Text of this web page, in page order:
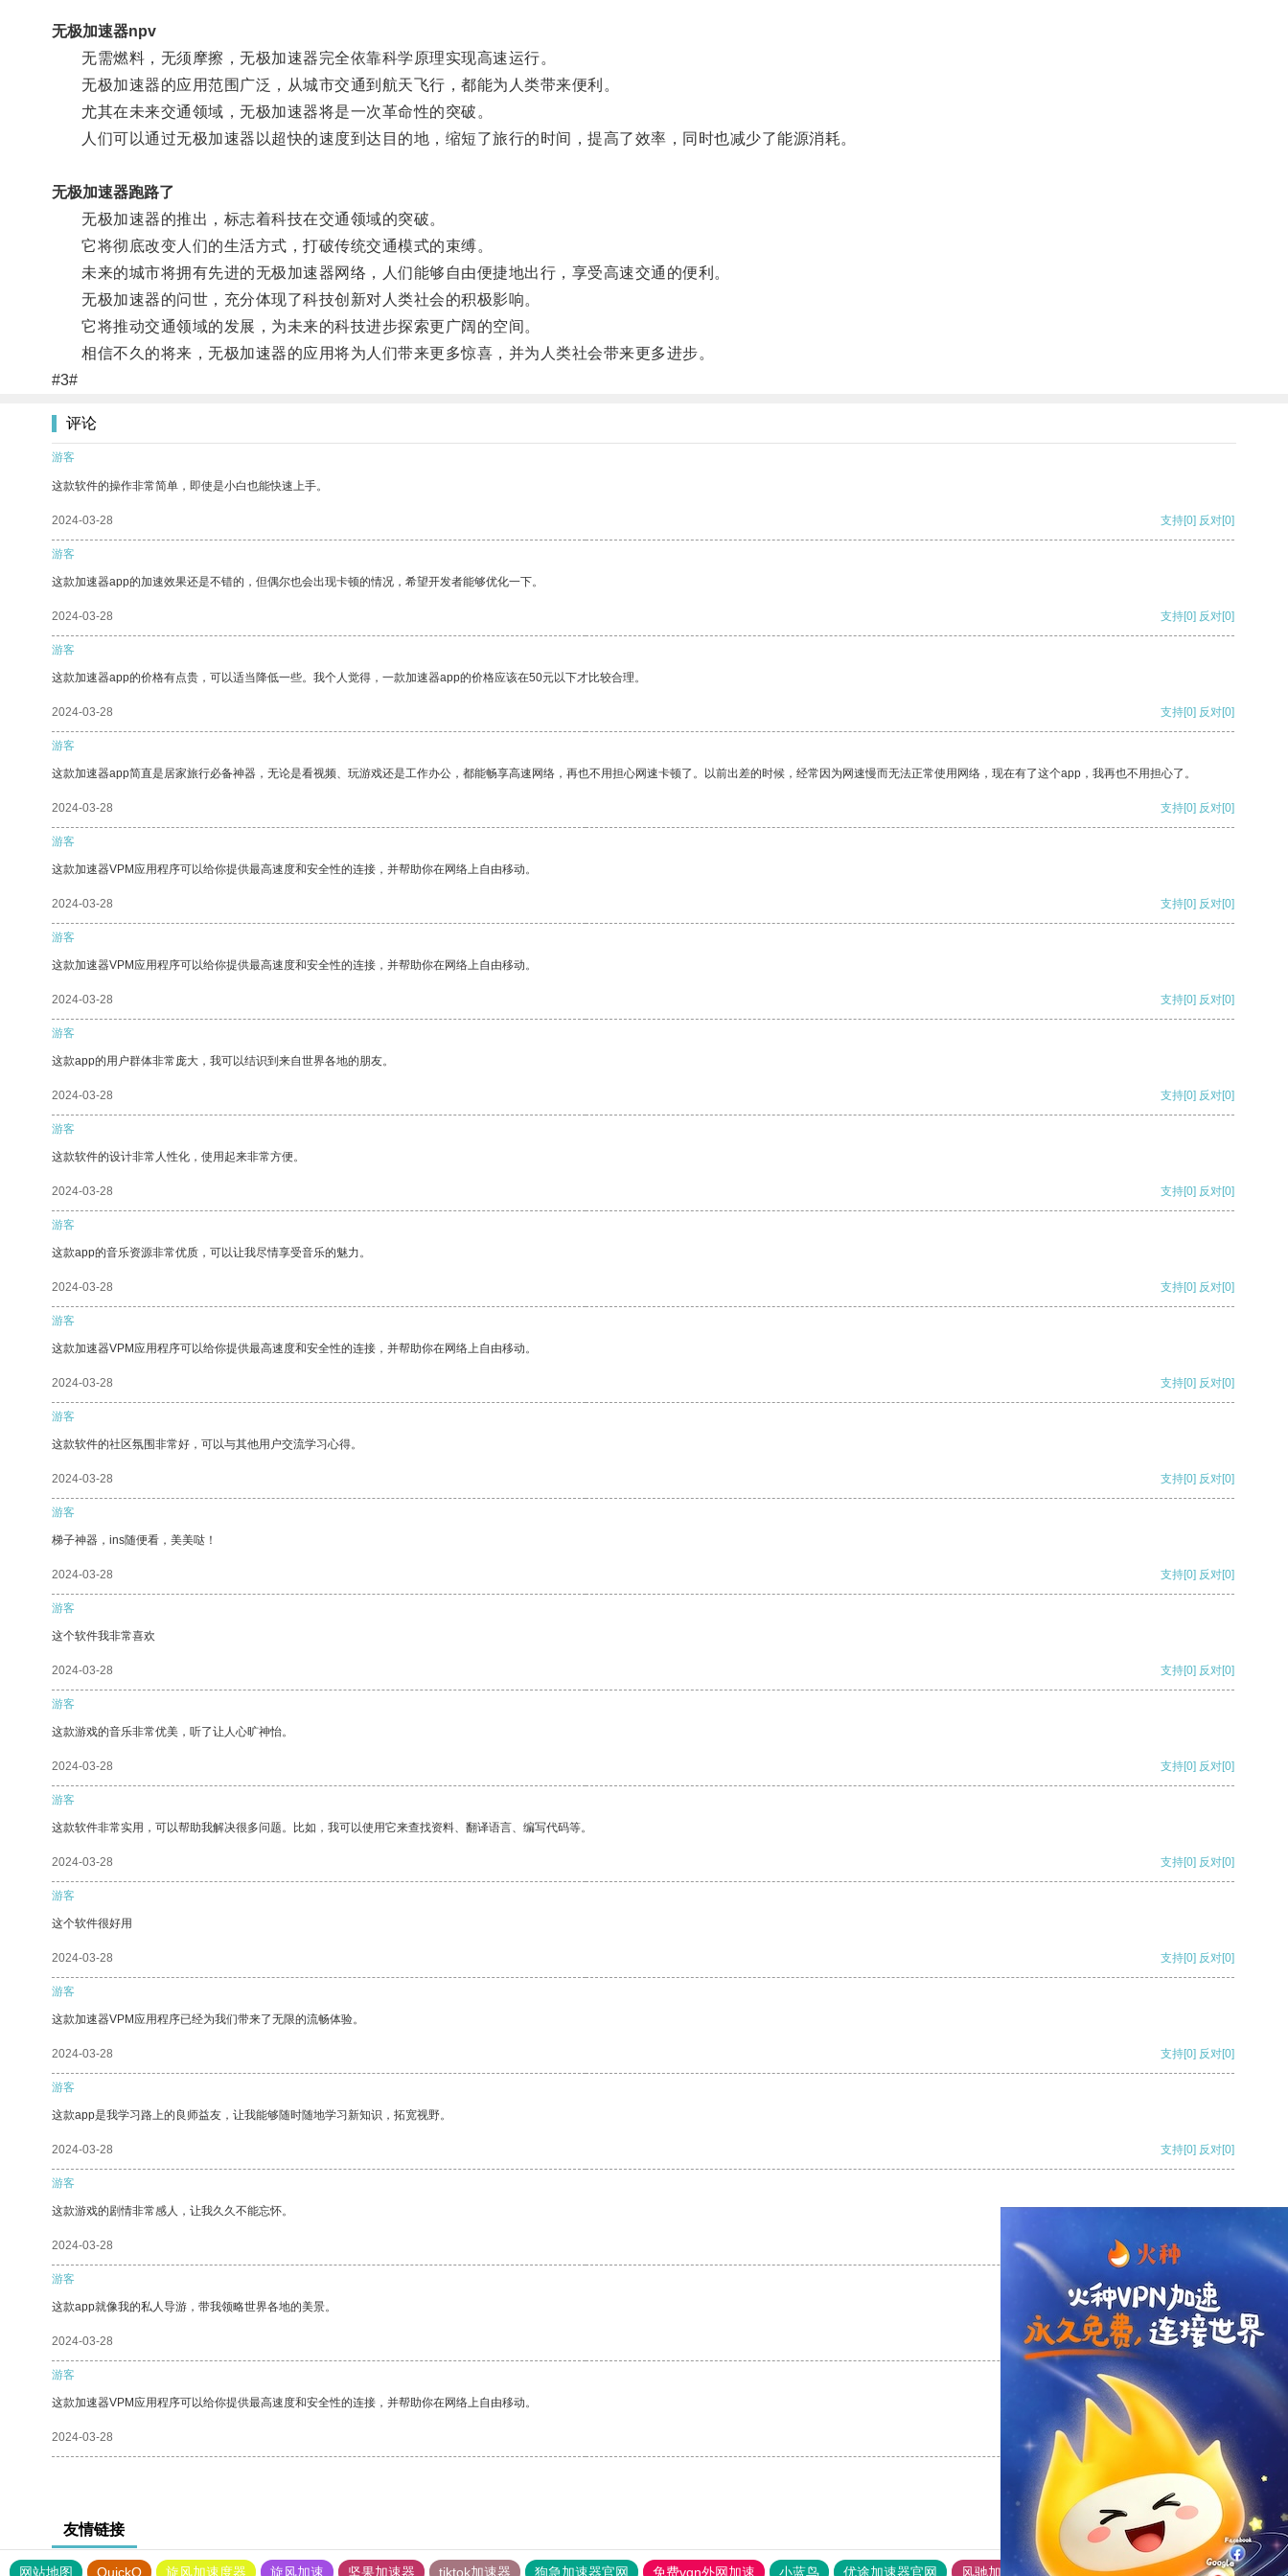
无极加速器npv
无需燃料，无须摩擦，无极加速器完全依靠科学原理实现高速运行。
无极加速器的应用范围广泛，从城市交通到航天飞行，都能为人类带来便利。
尤其在未来交通领域，无极加速器将是一次革命性的突破。
人们可以通过无极加速器以超快的速度到达目的地，缩短了旅行的时间，提高了效率，同时也减少了能源消耗。
无极加速器跑路了
无极加速器的推出，标志着科技在交通领域的突破。
它将彻底改变人们的生活方式，打破传统交通模式的束缚。
未来的城市将拥有先进的无极加速器网络，人们能够自由便捷地出行，享受高速交通的便利。
无极加速器的问世，充分体现了科技创新对人类社会的积极影响。
它将推动交通领域的发展，为未来的科技进步探索更广阔的空间。
相信不久的将来，无极加速器的应用将为人们带来更多惊喜，并为人类社会带来更多进步。
#3#
评论
游客
这款软件的操作非常简单，即使是小白也能快速上手。
2024-03-28 支持[0] 反对[0]
游客
这款加速器app的加速效果还是不错的，但偶尔也会出现卡顿的情况，希望开发者能够优化一下。
2024-03-28 支持[0] 反对[0]
游客
这款加速器app的价格有点贵，可以适当降低一些。我个人觉得，一款加速器app的价格应该在50元以下才比较合理。
2024-03-28 支持[0] 反对[0]
游客
这款加速器app简直是居家旅行必备神器，无论是看视频、玩游戏还是工作办公，都能畅享高速网络，再也不用担心网速卡顿了。以前出差的时候，经常因为网速慢而无法正常使用网络，现在有了这个app，我再也不用担心了。
2024-03-28 支持[0] 反对[0]
游客
这款加速器VPM应用程序可以给你提供最高速度和安全性的连接，并帮助你在网络上自由移动。
2024-03-28 支持[0] 反对[0]
游客
这款加速器VPM应用程序可以给你提供最高速度和安全性的连接，并帮助你在网络上自由移动。
2024-03-28 支持[0] 反对[0]
游客
这款app的用户群体非常庞大，我可以结识到来自世界各地的朋友。
2024-03-28 支持[0] 反对[0]
游客
这款软件的设计非常人性化，使用起来非常方便。
2024-03-28 支持[0] 反对[0]
游客
这款app的音乐资源非常优质，可以让我尽情享受音乐的魅力。
2024-03-28 支持[0] 反对[0]
游客
这款加速器VPM应用程序可以给你提供最高速度和安全性的连接，并帮助你在网络上自由移动。
2024-03-28 支持[0] 反对[0]
游客
这款软件的社区氛围非常好，可以与其他用户交流学习心得。
2024-03-28 支持[0] 反对[0]
游客
梯子神器，ins随便看，美美哒！
2024-03-28 支持[0] 反对[0]
游客
这个软件我非常喜欢
2024-03-28 支持[0] 反对[0]
游客
这款游戏的音乐非常优美，听了让人心旷神怡。
2024-03-28 支持[0] 反对[0]
游客
这款软件非常实用，可以帮助我解决很多问题。比如，我可以使用它来查找资料、翻译语言、编写代码等。
2024-03-28 支持[0] 反对[0]
游客
这个软件很好用
2024-03-28 支持[0] 反对[0]
游客
这款加速器VPM应用程序已经为我们带来了无限的流畅体验。
2024-03-28 支持[0] 反对[0]
游客
这款app是我学习路上的良师益友，让我能够随时随地学习新知识，拓宽视野。
2024-03-28 支持[0] 反对[0]
游客
这款游戏的剧情非常感人，让我久久不能忘怀。
2024-03-28 支持
游客
这款app就像我的私人导游，带我领略世界各地的美景。
2024-03-28 支持[0] 反对[0]
游客
这款加速器VPM应用程序可以给你提供最高速度和安全性的连接，并帮助你在网络上自由移动。
2024-03-28 支持[0] 反对[0]
友情链接
网站地图 QuickQ 旋风加速度器 旋风加速 坚果加速器 tiktok加速器 狗急加速器官网 免费vqn外网加速 小蓝鸟 优途加速器官网 风驰加速器 旋风加速器